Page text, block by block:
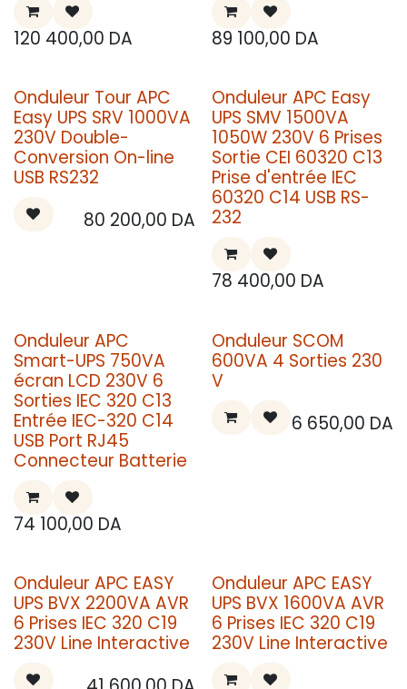
120 400,00 DA 89 100,00 DA
Onduleur Tour APC
Easy UPS SRV 1000VA
230V Double-
Conversion On-line
USB RS232
80 200,00 DA
Onduleur APC Easy
UPS SMV 1500VA
1050W 230V 6 Prises
Sortie CEI 60320 C13
Prise d'entrée IEC
60320 C14 USB RS-
232
78 400,00 DA
Onduleur APC
Smart-UPS 750VA
écran LCD 230V 6
Sorties IEC 320 C13
Entrée IEC-320 C14
USB Port RJ45
Connecteur Batterie
74 100,00 DA
Onduleur SCOM
600VA 4 Sorties 230
V
6 650,00 DA
Onduleur APC EASY
UPS BVX 2200VA AVR
6 Prises IEC 320 C19
230V Line Interactive
Onduleur APC EASY
UPS BVX 1600VA AVR
6 Prises IEC 320 C19
230V Line Interactive